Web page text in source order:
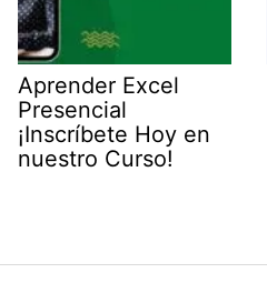
Aprender Excel
Presencial
¡Inscríbete Hoy en
nuestro Curso!